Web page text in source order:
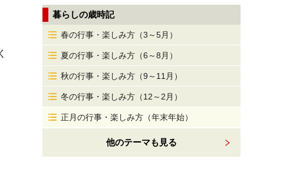
暮らしの歳時記
春の行事・楽しみ方（3～5月）
夏の行事・楽しみ方（6～8月）
秋の行事・楽しみ方（9～11月）
冬の行事・楽しみ方（12～2月）
正月の行事・楽しみ方（年末年始）
他のテーマも見る